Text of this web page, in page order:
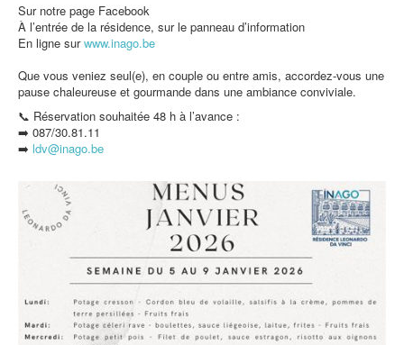
Sur notre page Facebook
À l’entrée de la résidence, sur le panneau d’information
En ligne surwww.inago.be
Que vous veniez seul(e), en couple ou entre amis, accordez-vous une
pause chaleureuse et gourmande dans une ambiance conviviale.
📞 Réservation souhaitée 48 h à l’avance :
➡️ 087/30.81.11
➡️ ldv@inago.be